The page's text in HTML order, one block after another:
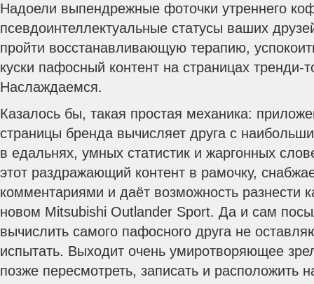
Надоели выпендрежные фоточки утреннего
псевдоинтеллектуальные статусы ваших
пройти восстанавливающую терапию,
куски пафосный контент на страницах тренди-
Наслаждаемся.
Казалось бы, такая простая механика:
страницы бренда вычисляет друга с
в едальнях, умных статистик и жаргонных
этот раздражающий контент в рамочку,
комментариями и даёт возможность разнести
новом Mitsubishi Outlander Sport. Да и сам
вычислить самого пафосного друга не
испытать. Выходит очень умиротворяющее
позже пересмотреть, записать и расположить